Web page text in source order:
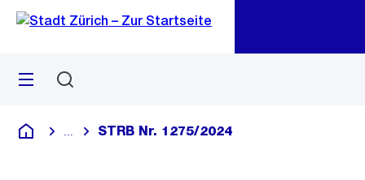
Navigation
Sprunglink
Menü
Deutsch
Blende alle Breadcrumbs ein
STRB Nr. 1275/2024